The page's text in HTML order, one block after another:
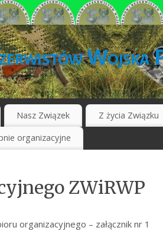
Wojska
Nasz Związek Z życia Związku
organizacyjne
ZWiRWP
organizacyjnego – załącznik nr 1